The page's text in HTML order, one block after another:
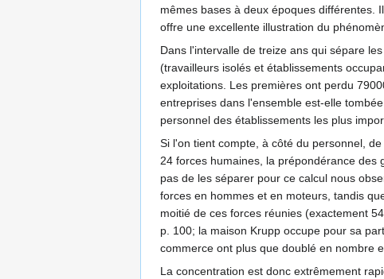
mêmes bases à deux époques différentes.
offre une excellente illustration du
Dans l'intervalle de treize ans qui sépare
(travailleurs isolés et établissements
exploitations. Les premières ont perdu
entreprises dans l'ensemble est-elle
personnel des établissements les plus
Si l'on tient compte, à côté du personnel,
24 forces humaines, la prépondérance des
pas de les séparer pour ce calcul nous
forces en hommes et en moteurs, tandis
moitié de ces forces réunies (exactement
p. 100; la maison Krupp occupe pour sa
commerce ont plus que doublé en nombre
La concentration est donc extrêmement